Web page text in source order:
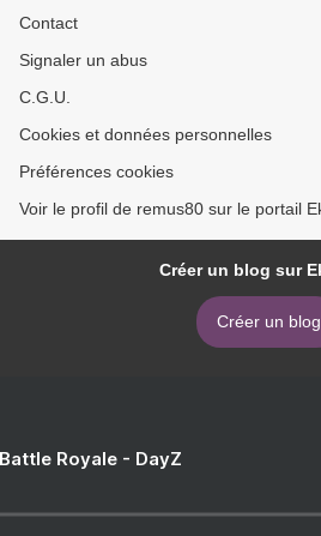
Contact
Signaler un abus
C.G.U.
Cookies et données personnelles
Préférences cookies
Voir le profil de remus80 sur le portail
Créer un blog sur
Créer un blog
Royale - DayZ